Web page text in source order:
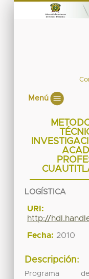
Menú
LOGÍSTICA
URI:
http://
Fecha: 2010
Descripción:
Programa